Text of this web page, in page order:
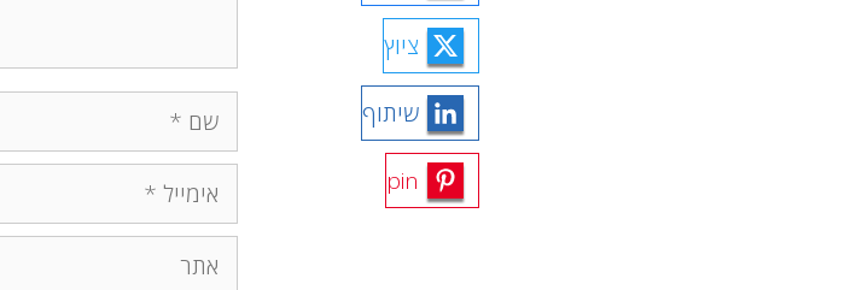
שם
אימייל
אתר
ציוץ
שיתוף
pin